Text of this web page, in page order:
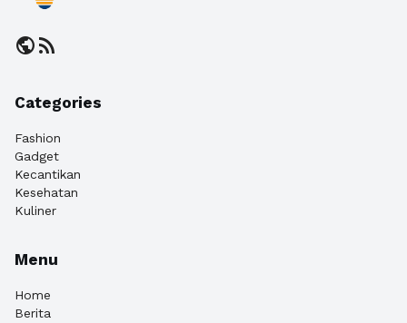
publicrss_feed
Categories
Fashion
Gadget
Kecantikan
Kesehatan
Kuliner
Menu
Home
Berita